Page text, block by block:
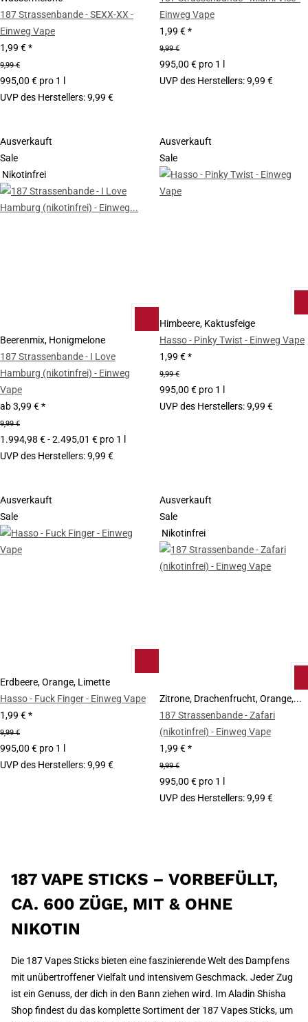
187 Strassenbande - SEXX-XX -
Einweg Vape
1,99 €*
9,99 €
995,00 € pro 1 l
UVP des Herstellers:9,99 €
Einweg Vape
1,99 €*
9,99 €
995,00 € pro 1 l
UVP des Herstellers:9,99 €
Ausverkauft
Sale
Nikotinfrei
Beerenmix, Honigmelone
187 Strassenbande - I Love
Hamburg (nikotinfrei) - Einweg
Vape
ab3,99 €*
9,99 €
1.994,98 € - 2.495,01 € pro 1 l
UVP des Herstellers:9,99 €
Ausverkauft
Sale
Himbeere, Kaktusfeige
Hasso - Pinky Twist - Einweg Vape
1,99 €*
9,99 €
995,00 € pro 1 l
UVP des Herstellers:9,99 €
Ausverkauft
Sale
Erdbeere, Orange, Limette
Hasso - Fuck Finger - Einweg Vape
1,99 €*
9,99 €
995,00 € pro 1 l
UVP des Herstellers:9,99 €
Ausverkauft
Sale
Nikotinfrei
Zitrone, Drachenfrucht, Orange,...
187 Strassenbande - Zafari
(nikotinfrei) - Einweg Vape
1,99 €*
9,99 €
995,00 € pro 1 l
UVP des Herstellers:9,99 €
187 VAPE STICKS – VORBEFÜLLT,
CA. 600 ZÜGE, MIT & OHNE
NIKOTIN
Die 187 Vapes Sticks bieten eine faszinierende Welt des Dampfens
mit unübertroffener Vielfalt und intensivem Geschmack. Jeder Zug
ist ein Genuss, der dich in den Bann ziehen wird. Im Aladin Shisha
Shop findest du das komplette Sortiment der 187 Vapes Sticks, um